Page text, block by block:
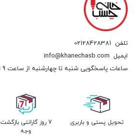
تلفن 02128428381
ایمیل info@khanechasb.com
ساعات پاسخگویی شنبه تا چهارشنبه از ساعت 9 الی 19 و پنج شنبه از 9 الی 14
تحویل پستی و باربری
7 روز گارانتی بازگشت
وجه